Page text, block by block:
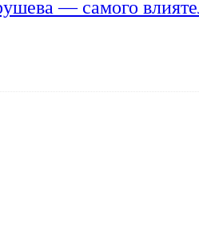
— самого